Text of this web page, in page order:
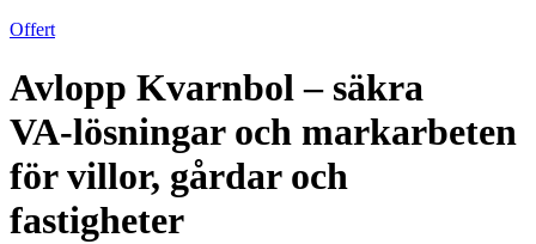
Offert
Avlopp Kvarnbol – säkra
VA‑lösningar och markarbeten
för villor, gårdar och
fastigheter